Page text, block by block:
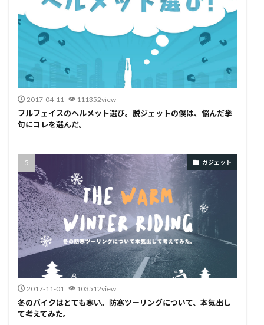
2017-04-11 111352view
フルフェイスのヘルメット選び。脱ジェットの僕は、悩んだ挙
句にコレを選んだ。
ガジェット
2017-11-01 103512view
冬のバイクはとても寒い。防寒ツーリングについて、本気出し
て考えてみた。